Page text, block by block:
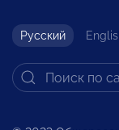
Русский